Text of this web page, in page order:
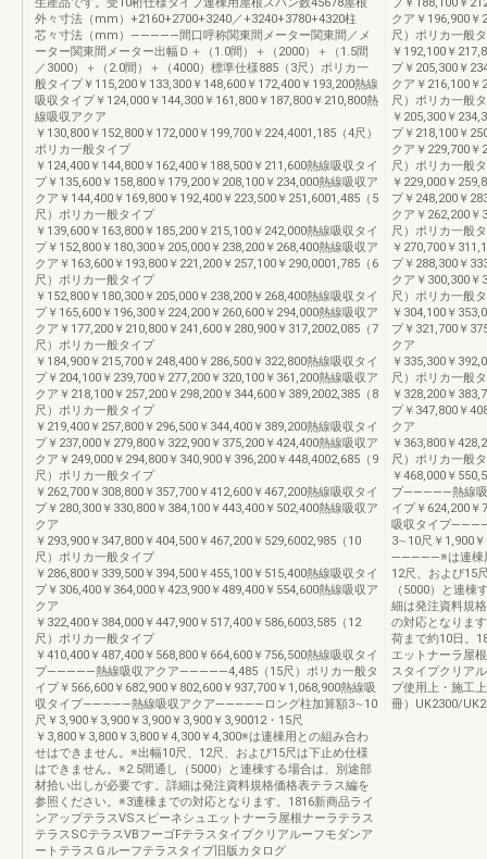
外々寸法（mm）+2160+2700+3240／+3240+3780+4320柱
芯々寸法（mm）―――――間口呼称関東間メーター関東間／メ
ーター関東間メーター出幅Ｄ＋（1.0間）＋（2000）＋（1.5間
／3000）＋（2.0間）＋（4000）標準仕様885（3尺）ポリカ一
般タイプ￥115,200￥133,300￥148,600￥172,400￥193,200熱線
吸収タイプ￥124,000￥144,300￥161,800￥187,800￥210,800熱
線吸収アクア
￥130,800￥152,800￥172,000￥199,700￥224,4001,185（4尺）
ポリカ一般タイプ
￥124,400￥144,800￥162,400￥188,500￥211,600熱線吸収タイ
プ￥135,600￥158,800￥179,200￥208,100￥234,000熱線吸収ア
クア￥144,400￥169,800￥192,400￥223,500￥251,6001,485（5
尺）ポリカ一般タイプ
￥139,600￥163,800￥185,200￥215,100￥242,000熱線吸収タイ
プ￥152,800￥180,300￥205,000￥238,200￥268,400熱線吸収ア
クア￥163,600￥193,800￥221,200￥257,100￥290,0001,785（6
尺）ポリカ一般タイプ
￥152,800￥180,300￥205,000￥238,200￥268,400熱線吸収タイ
プ￥165,600￥196,300￥224,200￥260,600￥294,000熱線吸収ア
クア￥177,200￥210,800￥241,600￥280,900￥317,2002,085（7
尺）ポリカ一般タイプ
￥184,900￥215,700￥248,400￥286,500￥322,800熱線吸収タイ
プ￥204,100￥239,700￥277,200￥320,100￥361,200熱線吸収ア
クア￥218,100￥257,200￥298,200￥344,600￥389,2002,385（8
尺）ポリカ一般タイプ
￥219,400￥257,800￥296,500￥344,400￥389,200熱線吸収タイ
プ￥237,000￥279,800￥322,900￥375,200￥424,400熱線吸収ア
クア￥249,000￥294,800￥340,900￥396,200￥448,4002,685（9
尺）ポリカ一般タイプ
￥262,700￥308,800￥357,700￥412,600￥467,200熱線吸収タイ
プ￥280,300￥330,800￥384,100￥443,400￥502,400熱線吸収ア
クア
￥293,900￥347,800￥404,500￥467,200￥529,6002,985（10
尺）ポリカ一般タイプ
￥286,800￥339,500￥394,500￥455,100￥515,400熱線吸収タイ
プ￥306,400￥364,000￥423,900￥489,400￥554,600熱線吸収ア
クア
￥322,400￥384,000￥447,900￥517,400￥586,6003,585（12
尺）ポリカ一般タイプ
￥410,400￥487,400￥568,800￥664,600￥756,500熱線吸収タイ
プ―――――熱線吸収アクア―――――4,485（15尺）ポリカ一般タ
イプ￥566,600￥682,900￥802,600￥937,700￥1,068,900熱線吸
収タイプ―――――熱線吸収アクア―――――ロング柱加算額3∼10
尺￥3,900￥3,900￥3,900￥3,900￥3,90012・15尺
￥3,800￥3,800￥3,800￥4,300￥4,300※は連棟用との組み合わ
せはできません。※出幅10尺、12尺、および15尺は下止め仕様
はできません。※2.5間通し（5000）と連棟する場合は、別途部
材拾い出しが必要です。詳細は発注資料規格価格表テラス編を
参照ください。※3連棟までの対応となります。1816新商品ライ
ンアップテラスVSスピーネシュエットナーラ屋根ナーラテラス
テラスSCテラスVBフーゴFテラスタイプクリアルーフモダンア
ートテラスＧルーフテラスタイプ旧版カタログ
クア￥196,900￥
尺）ポリカ一般
￥192,100￥
プ￥205,300￥
クア￥216,100￥
尺）ポリカ一般
￥205,300￥
プ￥218,100￥
クア￥229,700￥
尺）ポリカ一般
￥229,000￥
プ￥248,200￥
クア￥262,200￥
尺）ポリカ一般
￥270,700￥
プ￥288,300￥
クア￥300,300￥
尺）ポリカ一般
￥304,100￥
プ￥321,700￥
クア
￥335,300￥
尺）ポリカ一般
￥328,200￥
プ￥347,800￥
クア
￥363,800￥
尺）ポリカ一般
￥468,000￥
プ―――――熱線吸
イプ￥624,200￥
吸収タイプ
3∼10尺￥1,900
―――――※は連棟
12尺、および15
（5000）と連棟
細は発注資料規
の対応となりま
荷まで約10日。
エットナーラ屋
スタイプクリア
プ使用上・施工
冊）UK2300/